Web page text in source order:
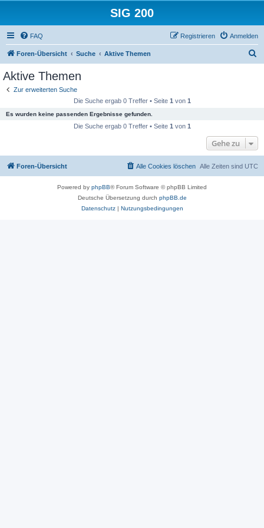
SIG 200
FAQ Anmelden
Registrieren
Foren-Übersicht Suche Aktive Themen
Aktive Themen
Zur erweiterten Suche
Die Suche ergab 0 Treffer • Seite 1 von 1
Es wurden keine passenden Ergebnisse gefunden.
Die Suche ergab 0 Treffer • Seite 1 von 1
Gehe zu
Foren-Übersicht Alle Zeiten sind UTC
Alle Cookies löschen
Powered by phpBB® Forum Software © phpBB Limited
Deutsche Übersetzung durch phpBB.de
Datenschutz| Nutzungsbedingungen